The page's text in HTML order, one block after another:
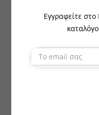
Ηλεκτρική Θέρμανση
Εγγραφείτε